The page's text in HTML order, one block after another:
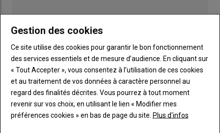
en traite robotisée », en Loire-Atlantique
Gestion des cookies
Ce site utilise des cookies pour garantir le bon fonctionnement
des services essentiels et de mesure d’audience. En cliquant sur
« Tout Accepter », vous consentez à l’utilisation de ces cookies
et au traitement de vos données à caractère personnel au
regard des finalités décrites. Vous pourrez à tout moment
revenir sur vos choix, en utilisant le lien « Modifier mes
préférences cookies » en bas de page du site. Plus d'infos